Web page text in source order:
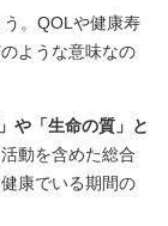
。QOLや健康寿
ような意味なの
や「生命の質」と
動を含めた総合
康でいる期間の